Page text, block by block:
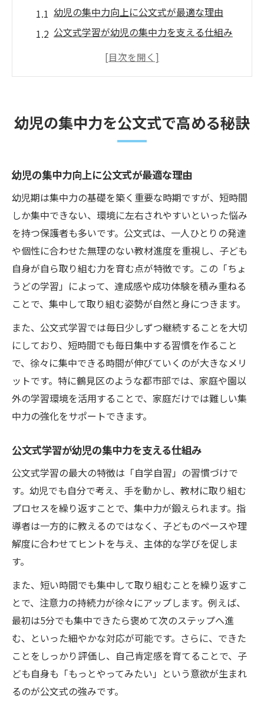
幼児の集中力向上に公文式が最適な理由
公文式学習が幼児の集中力を支える仕組み
幼児が集中力を伸ばせる公文式の教材特徴
集中力アップを支える親子の習慣づくり
ョン法
幼児の集中力に役立つ生活リズムの整え方
公文式学習を親子で続けるコツとポイント
集中力向上に向けた親子の目標設定方法
公文式学習が幼児に与える効果とは何か
幼児の集中力向上に現れる公文式学習の効
果
幼児が公文式で身につく自学自習の力とは
集中力アップを促す公文式独自の指導法
幼児期に公文式がもたらす学習意欲の変化
鶴見区で実感できる公文式学習の成果
地域の支援を活用した集中力強化術
献
い方
児童発達支援と公文式の併用で得られる効
果
鶴見区の療育施設と幼児の集中力育成事例
活用
学びの意欲を伸ばす鶴見区での実践方法
幼児の集中力と学びの意欲を引き出す方法
鶴見区で人気の幼児向け集中力向上プログ
ラム
公文式学習による幼児の意欲アップ体験談
集中力アップを促す実践的な学習ステップ
幼児の集中力を公文式で高める秘訣
幼児の集中力向上に公文式が最適な理由
幼児期は集中力の基礎を築く重要な時期ですが、短時間
しか集中できない、環境に左右されやすいといった悩み
を持つ保護者も多いです。公文式は、一人ひとりの発達
や個性に合わせた無理のない教材進度を重視し、子ども
自身が自ら取り組む力を育む点が特徴です。この「ちょ
うどの学習」によって、達成感や成功体験を積み重ねる
ことで、集中して取り組む姿勢が自然と身につきます。
また、公文式学習では毎日少しずつ継続することを大切
にしており、短時間でも毎日集中する習慣を作ること
で、徐々に集中できる時間が伸びていくのが大きなメリ
ットです。特に鶴見区のような都市部では、家庭や園以
外の学習環境を活用することで、家庭だけでは難しい集
中力の強化をサポートできます。
公文式学習が幼児の集中力を支える仕組み
公文式学習の最大の特徴は「自学自習」の習慣づけで
す。幼児でも自分で考え、手を動かし、教材に取り組む
プロセスを繰り返すことで、集中力が鍛えられます。指
導者は一方的に教えるのではなく、子どものペースや理
解度に合わせてヒントを与え、主体的な学びを促しま
す。
また、短い時間でも集中して取り組むことを繰り返すこ
とで、注意力の持続力が徐々にアップします。例えば、
最初は5分でも集中できたら褒めて次のステップへ進
む、といった細やかな対応が可能です。さらに、できた
ことをしっかり評価し、自己肯定感を育てることで、子
ども自身も「もっとやってみたい」という意欲が生まれ
るのが公文式の強みです。